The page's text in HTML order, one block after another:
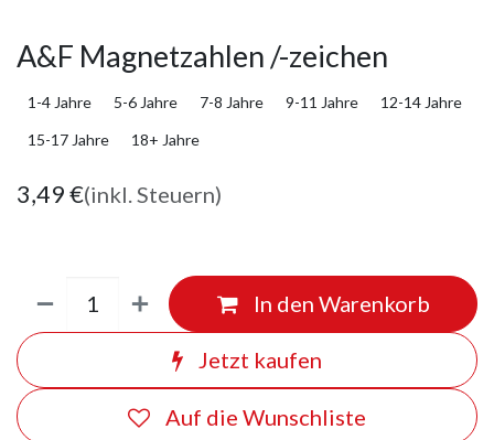
A&F Magnetzahlen /-zeichen
1-4 Jahre 5-6 Jahre 7-8 Jahre 9-11 Jahre
12-14 Jahre
15-17 Jahre
18+ Jahre
3,49€(inkl. Steuern)
In den Warenkorb
Jetzt kaufen
Auf die Wunschliste